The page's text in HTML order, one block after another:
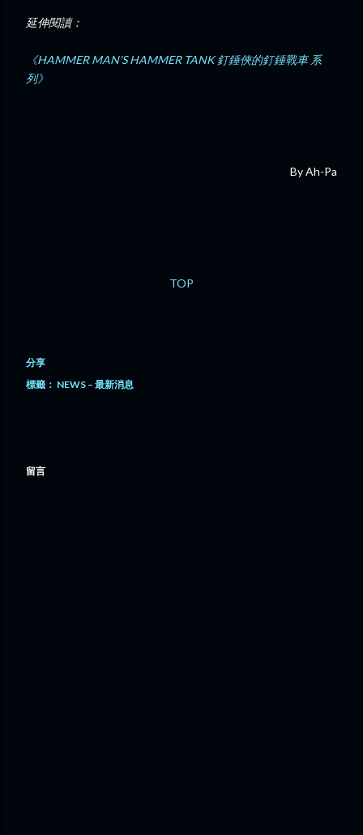
延伸閱讀：
《HAMMER MAN'S HAMMER TANK 釘錘俠的釘錘戰車 系
列》
By Ah-Pa
TOP
分享
標籤： NEWS – 最新消息
留言